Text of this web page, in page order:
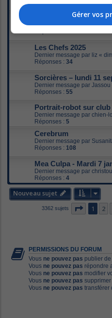
Si on s'aimait
Dernier message parchristou
Réponses :1363
Les Chefs 2025
Dernier message par liz «
Réponses : 34
Sorcières – lundi 11
Dernier message par Jassou
Réponses : 55
Portrait-robot sur
Dernier message par chien-
Réponses : 5
Cerebrum
Dernier message par
Réponses : 108
Mea Culpa - Mardi 7
Dernier message par christou
Réponses : 4
Nouveau sujet
3362 sujets Page 1
1 2
PERMISSIONS DU FORUM
Vous ne pouvez pas publier
Vous ne pouvez pas répondre
Vous ne pouvez pas modifier
Vous ne pouvez pas
Vous ne pouvez pas transférer
Gérer vos